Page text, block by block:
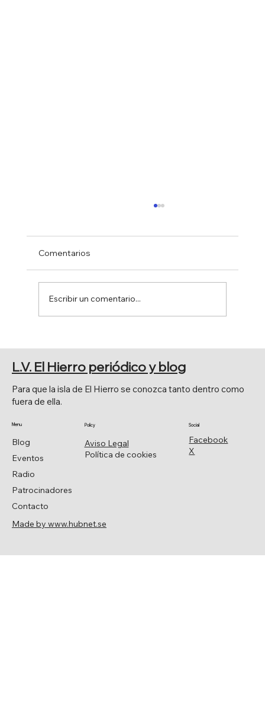
Comentarios
Escribir un comentario...
Facebook
X
Social
Aviso Legal
Política de cookies
Policy
Blog
Eventos
Radio
Patrocinadores
Contacto
Menu
Para que la isla de El Hierro se conozca tanto dentro como
fuera de ella.
L.V. El Hierro periódico y blog
Made by www.hubnet.se